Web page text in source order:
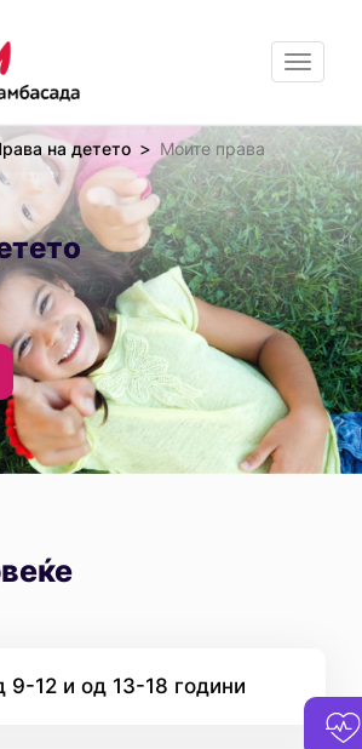
Toggle
на детето Моите права
9-12 и од 13-18 години